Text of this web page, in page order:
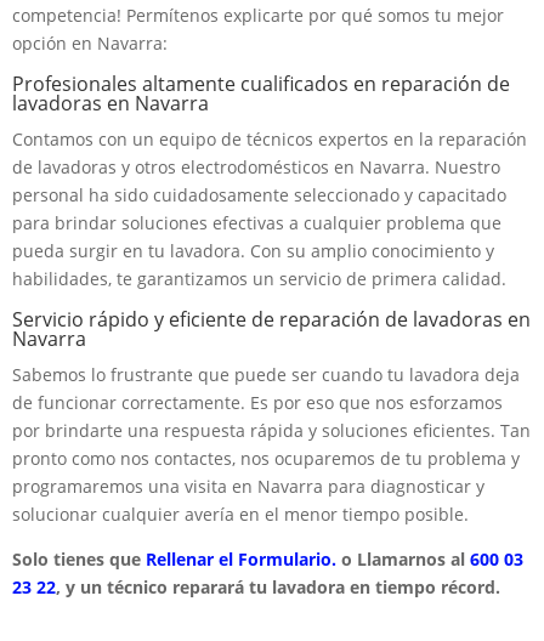
competencia! Permítenos explicarte por qué somos tu mejor
opción en Navarra:
Profesionales altamente cualificados en reparación de
lavadoras en Navarra
Contamos con un equipo de técnicos expertos en la reparación
de lavadoras y otros electrodomésticos en Navarra. Nuestro
personal ha sido cuidadosamente seleccionado y capacitado
para brindar soluciones efectivas a cualquier problema que
pueda surgir en tu lavadora. Con su amplio conocimiento y
habilidades, te garantizamos un servicio de primera calidad.
Servicio rápido y eficiente de reparación de lavadoras en
Navarra
Sabemos lo frustrante que puede ser cuando tu lavadora deja
de funcionar correctamente. Es por eso que nos esforzamos
por brindarte una respuesta rápida y soluciones eficientes. Tan
pronto como nos contactes, nos ocuparemos de tu problema y
programaremos una visita en Navarra para diagnosticar y
solucionar cualquier avería en el menor tiempo posible.
Solo tienes que Rellenar el Formulario. o Llamarnos al 600 03
23 22, y un técnico reparará tu lavadora en tiempo récord.